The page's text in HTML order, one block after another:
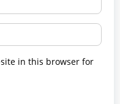
in this browser for